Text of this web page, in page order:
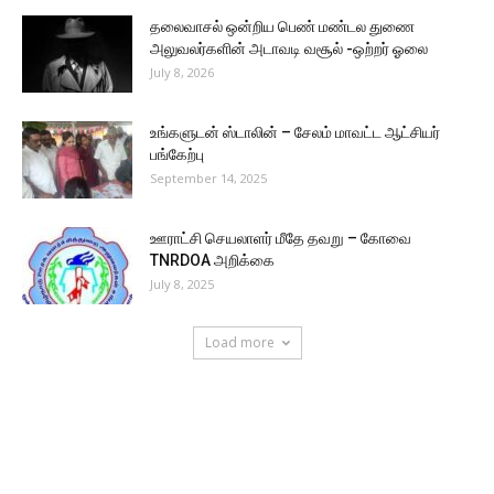
தலைவாசல் ஒன்றிய பெண் மண்டல துணை
அலுவலர்களின் அடாவடி வசூல் -ஒற்றர் ஓலை
July 8, 2026
உங்களுடன் ஸ்டாலின் – சேலம் மாவட்ட ஆட்சியர்
பங்கேற்பு
September 14, 2025
ஊராட்சி செயலாளர் மீதே தவறு – கோவை
TNRDOA அறிக்கை
July 8, 2025
Load more